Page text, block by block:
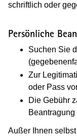
schriftlich oder
Persönliche
Suchen Sie
Zur
oder Pass
Die Gebühr
Außer Ihnen